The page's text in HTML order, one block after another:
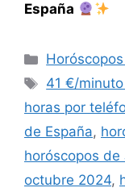
España
Categorías
Etiquetas
41 €/
horas por
de España,
horóscopos
octubre 2024,